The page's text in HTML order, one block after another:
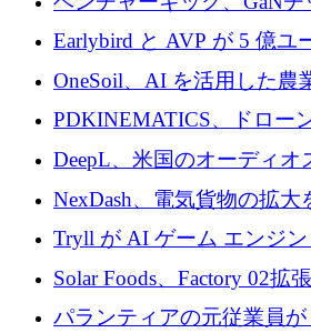
ユーロでMinisaを支援
Earlybird と AVP が 5 億ユ
重用途の成長基金である
OneSoil、AI を活用した農
大に​​ 100 万ユーロを確保
PDKINEMATICS、ドロー
200 万ユーロを調達
DeepL、米国のオーディオ
ーミング事業Mixhaloを買
NexDash、電気貨物の拡大
EIT Urban Mobilityから250
Tryll が AI ゲーム エンジ
ースし、60 万ドルのプレ
Solar Foods、Factory 02拡
ーロの資金調達パッケー
パランティアの元従業員